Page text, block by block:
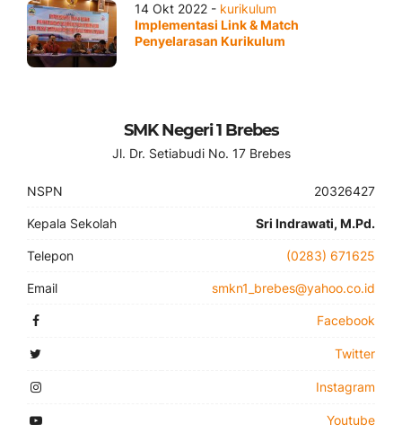
14 Okt 2022 - kurikulum
Implementasi Link & Match
Penyelarasan Kurikulum
SMK Negeri 1 Brebes
Jl. Dr. Setiabudi No. 17 Brebes
NSPN 20326427
Kepala Sekolah Sri Indrawati, M.Pd.
Telepon (0283) 671625
Email smkn1_brebes@yahoo.co.id
Facebook
Twitter
Instagram
Youtube